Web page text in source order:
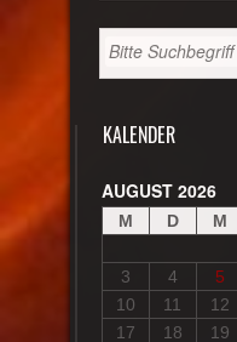
KALENDER
AUGUST 2026
M D M
3
4 5
10
11 12
17
18 19